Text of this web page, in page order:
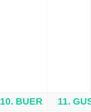
10. BUER 11.